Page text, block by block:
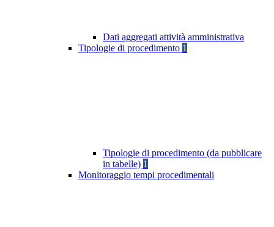
Dati aggregati attività amministrativa
Tipologie di procedimento 1
Tipologie di procedimento (da pubblicare
in tabelle) 1
Monitoraggio tempi procedimentali